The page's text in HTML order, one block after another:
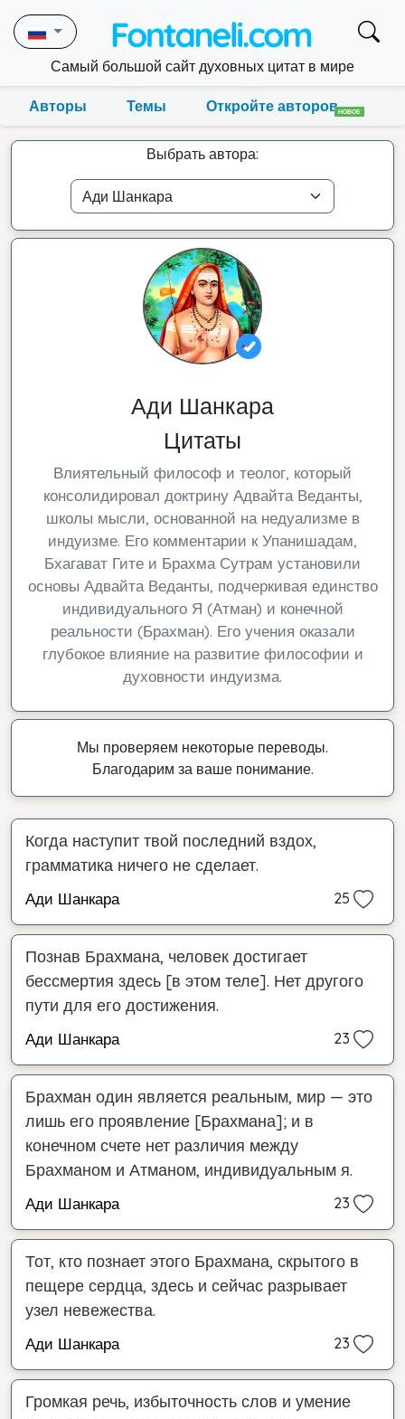
Самый большой сайт духовных цитат в мире
Авторы Темы Откройте авторовНОВОЕ
Выбрать автора:
Ади Шанкара
Цитаты
Влиятельный философ и теолог, который
консолидировал доктрину Адвайта Веданты,
школы мысли, основанной на недуализме в
индуизме. Его комментарии к Упанишадам,
Бхагават Гите и Брахма Сутрам установили
основы Адвайта Веданты, подчеркивая единство
индивидуального Я (Атман) и конечной
реальности (Брахман). Его учения оказали
глубокое влияние на развитие философии и
духовности индуизма.
Мы проверяем некоторые переводы.
Благодарим за ваше понимание.
Когда наступит твой последний вздох,
грамматика ничего не сделает.
Ади Шанкара 25
Познав Брахмана, человек достигает
бессмертия здесь [в этом теле]. Нет другого
пути для его достижения.
Ади Шанкара 23
Брахман один является реальным, мир — это
лишь его проявление [Брахмана]; и в
конечном счете нет различия между
Брахманом и Атманом, индивидуальным я.
Ади Шанкара 23
Тот, кто познает этого Брахмана, скрытого в
пещере сердца, здесь и сейчас разрывает
узел невежества.
Ади Шанкара 23
Громкая речь, избыточность слов и умение